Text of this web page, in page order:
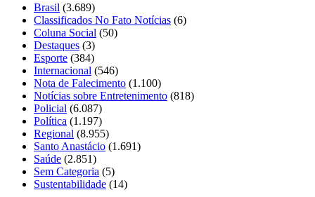
Brasil (3.689)
Classificados No Fato Notícias (6)
Coluna Social (50)
Destaques (3)
Esporte (384)
Internacional (546)
Nota de Falecimento (1.100)
Notícias sobre Entretenimento (818)
Policial (6.087)
Política (1.197)
Regional (8.955)
Santo Anastácio (1.691)
Saúde (2.851)
Sem Categoria (5)
Sustentabilidade (14)